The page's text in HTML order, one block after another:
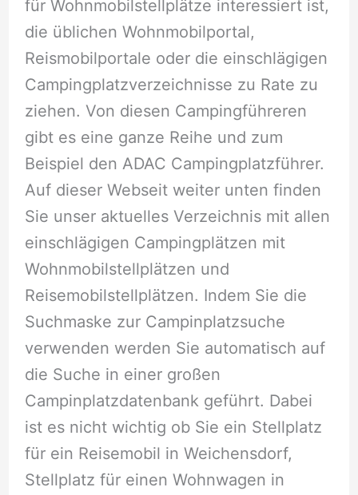
für Wohnmobilstellplätze interessiert ist,
die üblichen Wohnmobilportal,
Reismobilportale oder die einschlägigen
Campingplatzverzeichnisse zu Rate zu
ziehen. Von diesen Campingführeren
gibt es eine ganze Reihe und zum
Beispiel den ADAC Campingplatzführer.
Auf dieser Webseit weiter unten finden
Sie unser aktuelles Verzeichnis mit allen
einschlägigen Campingplätzen mit
Wohnmobilstellplätzen und
Reisemobilstellplätzen. Indem Sie die
Suchmaske zur Campinplatzsuche
verwenden werden Sie automatisch auf
die Suche in einer großen
Campinplatzdatenbank geführt. Dabei
ist es nicht wichtig ob Sie ein Stellplatz
für ein Reisemobil in Weichensdorf,
Stellplatz für einen Wohnwagen in